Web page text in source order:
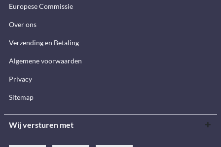
Europese Commissie
Over ons
Verzending en Betaling
Algemene voorwaarden
Privacy
Sitemap
Wij versturen met